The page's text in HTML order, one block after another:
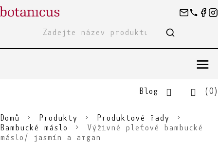
Blog (0)
Domů Produkty
Produktové řady
Bambucké máslo
Výživné pleťové bambucké
máslo/ jasmín a argan